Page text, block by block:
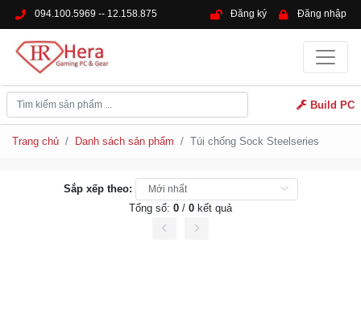
094.100.5969 -- 12.158.875 Đăng ký Đăng nhập
Build PC
Trang chủ Danh sách sản phẩm Túi chống Sock Steelseries
Sắp xếp theo:
Tổng số: 0 / 0 kết quả